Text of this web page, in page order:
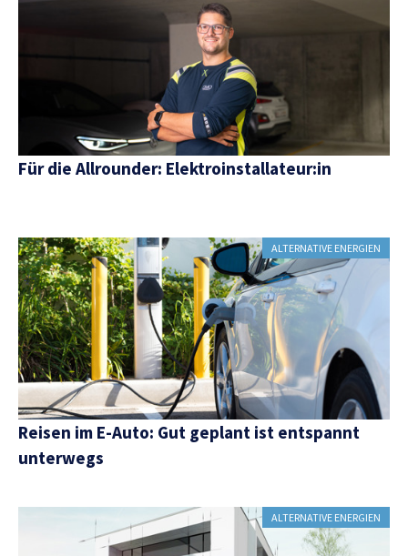
Für die Allrounder: Elektroinstallateur:in
ALTERNATIVE ENERGIEN
Reisen im E-Auto: Gut geplant ist entspannt
unterwegs
ALTERNATIVE ENERGIEN